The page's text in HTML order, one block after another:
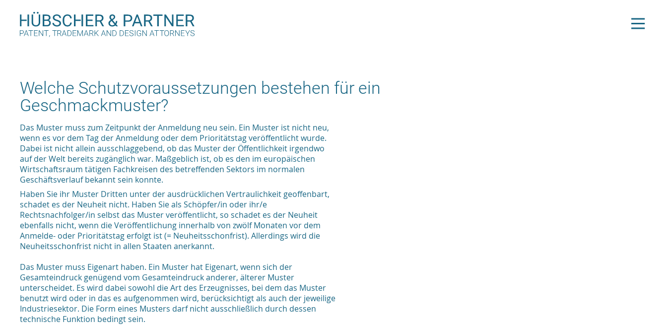
Welche Schutzvoraussetzungen bestehen für ein
Geschmackmuster?
Das Muster muss zum Zeitpunkt der Anmeldung neu sein. Ein Muster ist nicht neu,
wenn es vor dem Tag der Anmeldung oder dem Prioritätstag veröffentlicht wurde.
Dabei ist nicht allein ausschlaggebend, ob das Muster der Öffentlichkeit irgendwo
auf der Welt bereits zugänglich war. Maßgeblich ist, ob es den im europäischen
Wirtschaftsraum tätigen Fachkreisen des betreffenden Sektors im normalen
Geschäftsverlauf bekannt sein konnte.
Haben Sie ihr Muster Dritten unter der ausdrücklichen Vertraulichkeit geoffenbart,
schadet es der Neuheit nicht. Haben Sie als Schöpfer/in oder ihr/e
Rechtsnachfolger/in selbst das Muster veröffentlicht, so schadet es der Neuheit
ebenfalls nicht, wenn die Veröffentlichung innerhalb von zwölf Monaten vor dem
Anmelde- oder Prioritätstag erfolgt ist (= Neuheitsschonfrist). Allerdings wird die
Neuheitsschonfrist nicht in allen Staaten anerkannt.
Das Muster muss Eigenart haben. Ein Muster hat Eigenart, wenn sich der
Gesamteindruck genügend vom Gesamteindruck anderer, älterer Muster
unterscheidet. Es wird dabei sowohl die Art des Erzeugnisses, bei dem das Muster
benutzt wird oder in das es aufgenommen wird, berücksichtigt als auch der jeweilige
Industriesektor. Die Form eines Musters darf nicht ausschließlich durch dessen
technische Funktion bedingt sein.